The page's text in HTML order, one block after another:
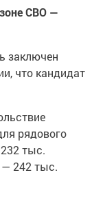
что кандидат
рядового
тыс.
242 тыс.